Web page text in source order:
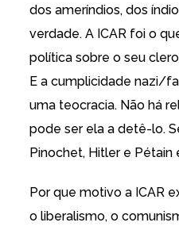
dos ameríndios, dos
verdade. A ICAR foi o
política sobre o seu
E a cumplicidade nazi/
uma teocracia. Não há
pode ser ela a detê-lo.
Pinochet, Hitler e Pétain
Por que motivo a ICAR
o liberalismo, o